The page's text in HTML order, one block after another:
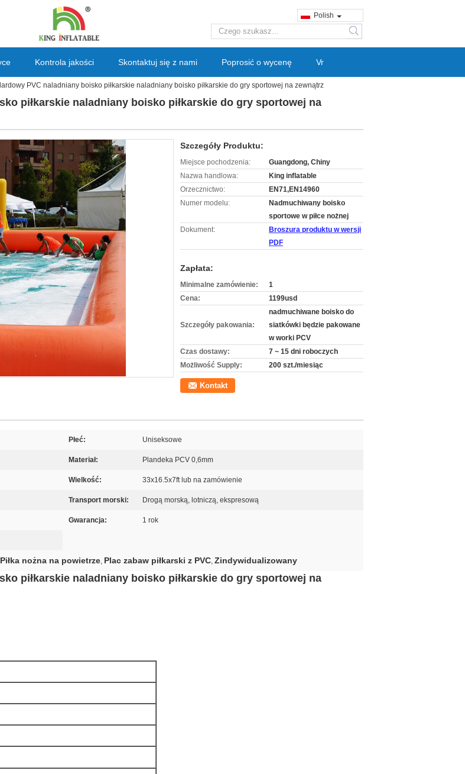
Polish
search
Kontrola jakości Skontaktuj się z nami Poprosić o wycenę Vr
PVC naladniany boisko piłkarskie naladniany boisko piłkarskie do gry sportowej na zewnątrz
piłkarskie naladniany boisko piłkarskie do gry sportowej na
Szczegóły Produktu:
Miejsce pochodzenia:
Guangdong, Chiny
Nazwa handlowa:
King inflatable
Orzecznictwo:
EN71,EN14960
Numer modelu:
Nadmuchiwany boisko
sportowe w piłce nożnej
Dokument:
Broszura produktu w wersji
PDF
Zapłata:
Minimalne zamówienie:
1
Cena:
1199usd
Szczegóły pakowania:
nadmuchiwane boisko do
siatkówki będzie pakowane
w worki PCV
Czas dostawy:
7 ~ 15 dni roboczych
Możliwość Supply:
200 szt./miesiąc
Kontakt
Płeć: Uniseksowe
Materiał: Plandeka PCV 0,6mm
Wielkość: 33x16.5x7ft lub na zamówienie
Transport morski: Drogą morską, lotniczą, ekspresową
Gwarancja: 1 rok
nożna na powietrze, Plac zabaw piłkarski z PVC, Zindywidualizowany
piłkarskie naladniany boisko piłkarskie do gry sportowej na